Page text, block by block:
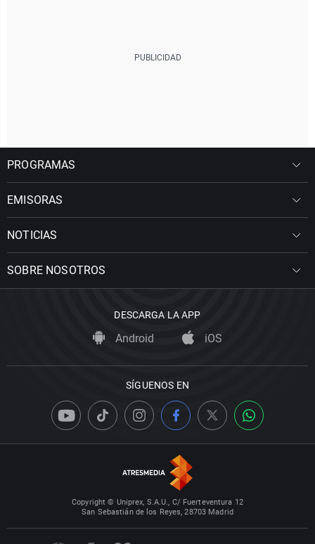
PROGRAMAS
EMISORAS
NOTICIAS
SOBRE NOSOTROS
DESCARGA LA APP
Android iOS
SÍGUENOS EN
Copyright © Uniprex, S.A.U., C/ Fuerteventura 12
San Sebastián de los Reyes, 28703 Madrid